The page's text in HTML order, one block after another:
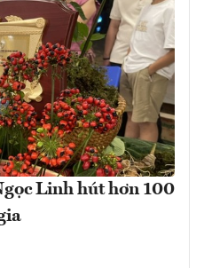
Linh hút hơn 100